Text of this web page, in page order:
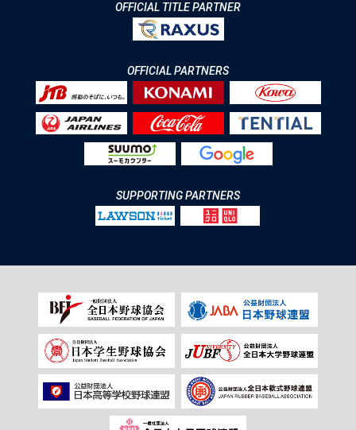
OFFICIAL TITLE PARTNER
OFFICIAL PARTNERS
SUPPORTING PARTNERS